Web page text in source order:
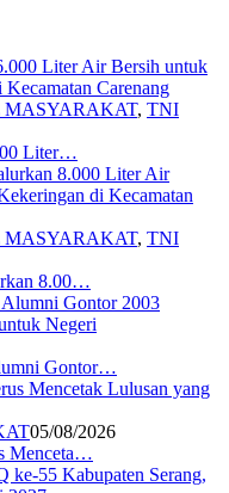
MASYARAKAT, TNI
Liter…
MASYARAKAT, TNI
8.00…
Gontor…
05/08/2026
Menceta…